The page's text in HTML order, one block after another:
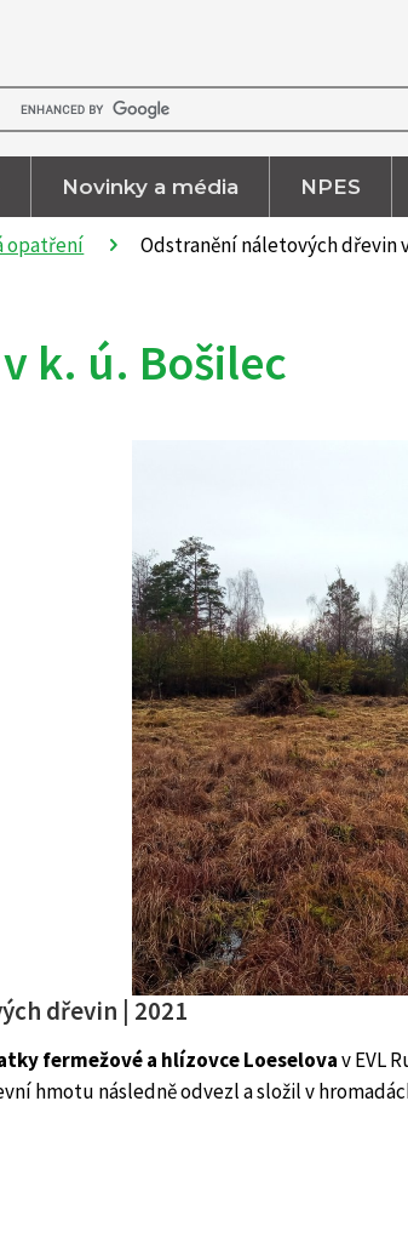
Novinky a média NPES
opatření Odstranění náletových dřevin
k. ú. Bošilec
dřevin | 2021
fermežové a hlízovce Loeselovav EVL
hmotu následně odvezl a složil v